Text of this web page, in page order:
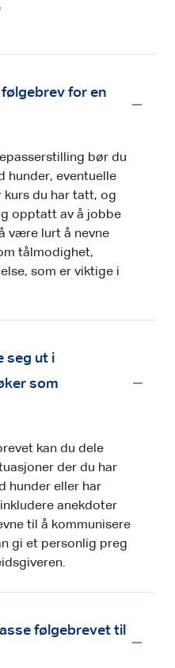
for en
bør du
hunder, eventuelle
kurs du har tatt, og
opptatt av å jobbe
være lurt å nevne
tålmodighet,
som er viktige i
seg ut i
som
kan du dele
der du har
hunder eller har
anekdoter
til å kommunisere
gi et personlig preg
følgebrevet til